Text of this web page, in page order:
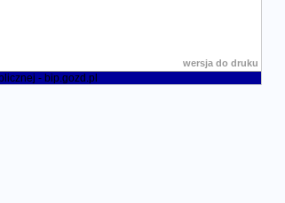
wersja do druku
- bip.gozd.pl